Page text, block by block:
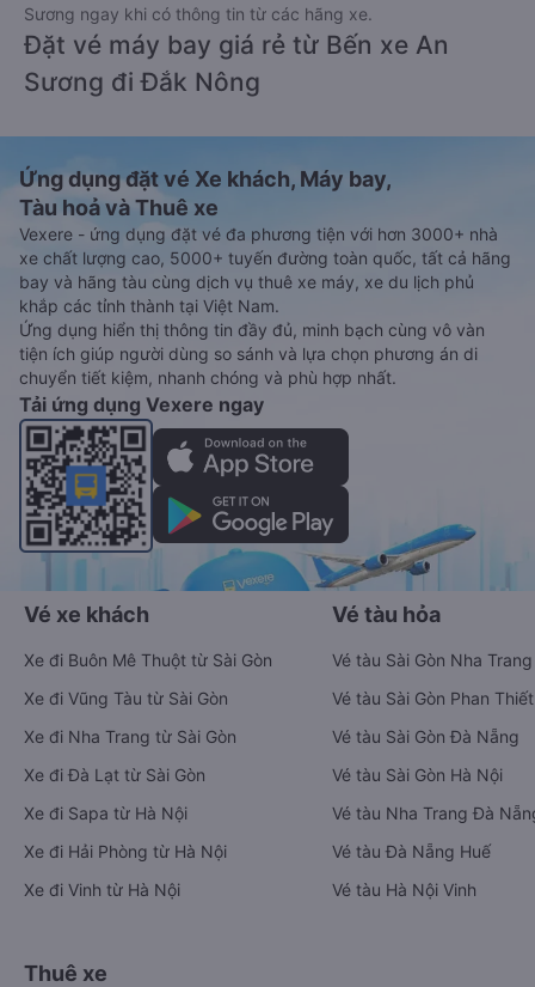
Sương ngay khi có thông tin từ các hãng xe.
Đặt vé máy bay giá rẻ từ Bến xe An
Sương đi Đắk Nông
Ứng dụng đặt vé Xe khách, Máy bay,
Tàu hoả và Thuê xe
Vexere - ứng dụng đặt vé đa phương tiện với hơn 3000+ nhà
xe chất lượng cao, 5000+ tuyến đường toàn quốc, tất cả hãng
bay và hãng tàu cùng dịch vụ thuê xe máy, xe du lịch phủ
khắp các tỉnh thành tại Việt Nam.
Ứng dụng hiển thị thông tin đầy đủ, minh bạch cùng vô vàn
tiện ích giúp người dùng so sánh và lựa chọn phương án di
chuyển tiết kiệm, nhanh chóng và phù hợp nhất.
Tải ứng dụng Vexere ngay
Vé xe khách
Xe đi Buôn Mê Thuột từ Sài Gòn
Xe đi Vũng Tàu từ Sài Gòn
Xe đi Nha Trang từ Sài Gòn
Xe đi Đà Lạt từ Sài Gòn
Xe đi Sapa từ Hà Nội
Xe đi Hải Phòng từ Hà Nội
Xe đi Vinh từ Hà Nội
Vé tàu hỏa
Vé tàu Sài Gòn Nha Trang
Vé tàu Sài Gòn Phan Thiết
Vé tàu Sài Gòn Đà Nẵng
Vé tàu Sài Gòn Hà Nội
Vé tàu Nha Trang Đà
Vé tàu Đà Nẵng Huế
Vé tàu Hà Nội Vinh
Thuê xe